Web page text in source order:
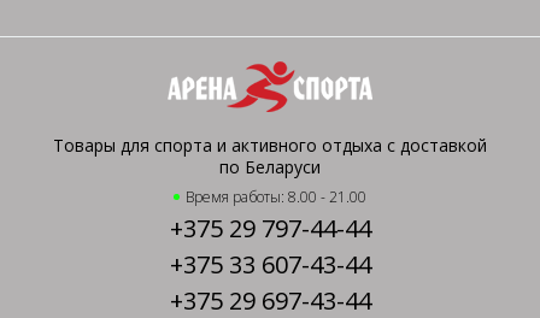
Товары для спорта и активного отдыха с доставкой
по Беларуси
Время работы: 8.00 - 21.00
+375 29 797-44-44
+375 33 607-43-44
+375 29 697-43-44